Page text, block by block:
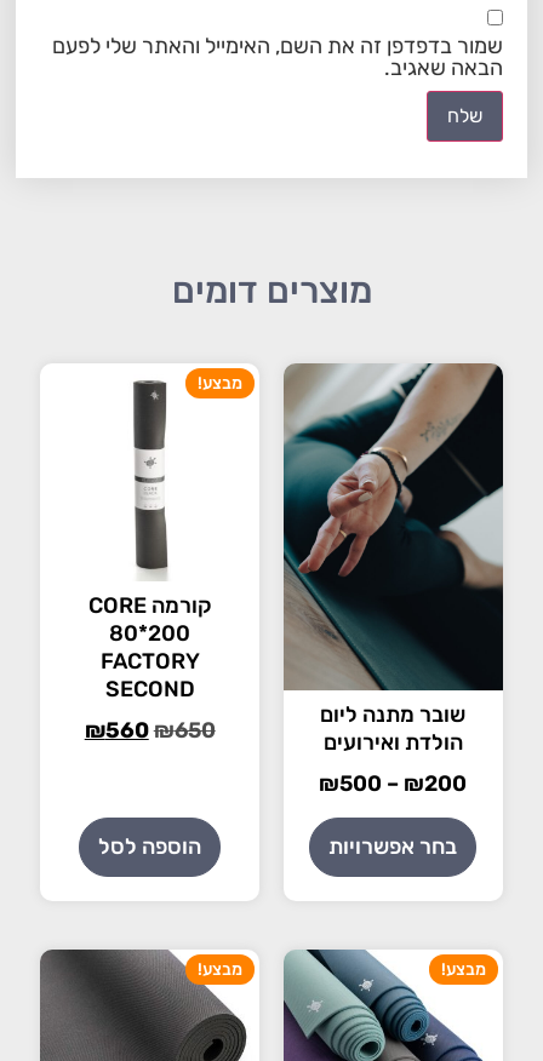
שמור בדפדפן זה את השם, האימייל והאתר שלי לפעם
הבאה שאגיב.
מוצרים דומים
שובר מתנה ליום
הולדת ואירועים
₪200
–
₪500
בחר אפשרויות
מבצע!
קורמה CORE
80*200
FACTORY
SECOND
₪650
₪560
הוספה לסל
מבצע! מבצע!